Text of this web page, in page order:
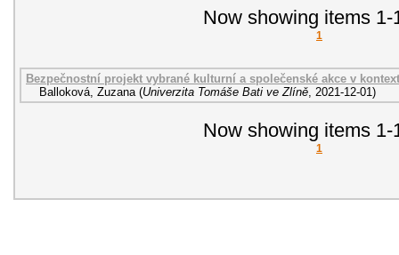
Now showing items 1-
1
Bezpečnostní projekt vybrané kulturní a společenské akce v
Balloková, Zuzana (Univerzita Tomáše Bati ve Zlíně, 2021-12-01)
Now showing items 1-
1